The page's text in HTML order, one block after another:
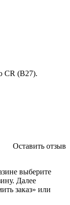
CR (B27).
Оставить отзыв
выберите
Далее
заказ» или